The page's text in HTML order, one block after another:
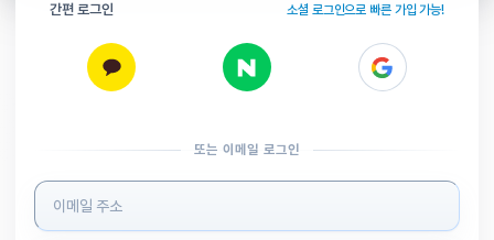
간편 로그인 소셜 로그인으로 빠른 가입 가능!
또는 이메일 로그인
로그인 정보 입력